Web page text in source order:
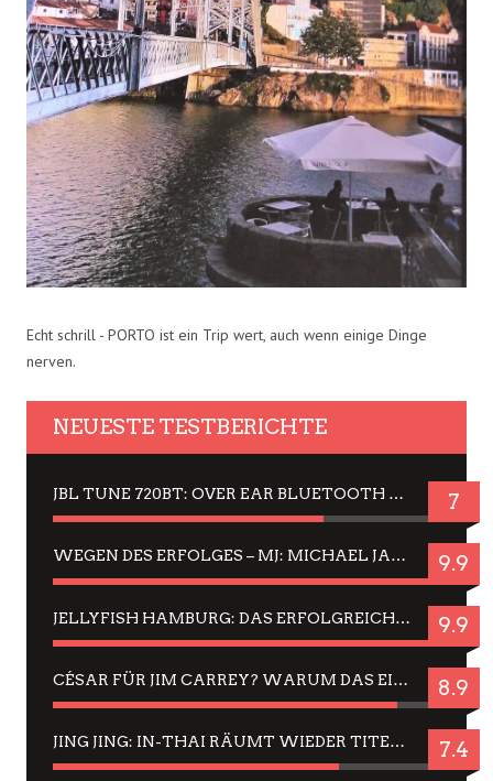
Echt schrill - PORTO ist ein Trip wert, auch wenn einige Dinge
nerven.
NEUESTE TESTBERICHTE
JBL TUNE 720BT: OVER EAR BLUETOOTH KOPFHÖRER UM DIE 50,-€ IM DAUER-TEST 7
WEGEN DES ERFOLGES – MJ: MICHAEL JACKSON MUSICAL IN EINER MATINEE SEHEN 9.9
JELLYFISH HAMBURG: DAS ERFOLGREICHE SOMMER-MENÜ 2025 IN GEFÜHLEN UND BILDERN 9.9
CÉSAR FÜR JIM CARREY? WARUM DAS EINER DER NERVIGSTEN ACTORS IST UND BLEIBT 8.9
JING JING: IN-THAI RÄUMT WIEDER TITEL AB – EIN ZWEI-STUNDEN-ERLEBNISBERICHT 7.4